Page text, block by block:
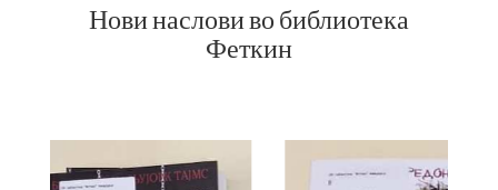
Нови наслови во библиотека
Феткин